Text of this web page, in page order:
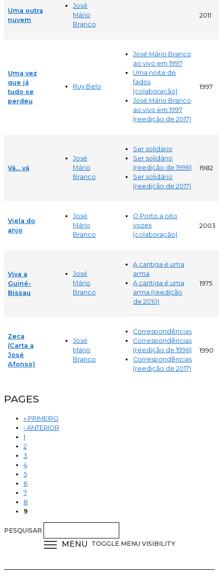
Uma outra
nuvem
José
Mário
Branco
2011
Uma vez
que já
tudo se
perdeu
Ruy Belo
José Mário Branco
ao vivo em 1997
Uma noite de
fados
(colaboração)
José Mário Branco
ao vivo em 1997
(reedição de 2017)
1997
Vá... vá
José
Mário
Branco
Ser solidário
Ser solidário
(reedição de 1996)
Ser solidário
(reedição de 2017)
1982
Viela do
anjo
José
Mário
Branco
O Porto a oito
vozes
(colaboração)
2003
Viva a
Guiné-
Bissau
José
Mário
Branco
A cantiga é uma
arma
A cantiga é uma
arma (reedição
de 2010)
1975
Zeca
(Carta a
José
Afonso)
José
Mário
Branco
Correspondências
Correspondências
(reedição de 1996)
Correspondências
(reedição de 2017)
1990
PAGES
« PRIMEIRO
‹ ANTERIOR
1
2
3
4
5
6
7
8
9
PESQUISAR
MENU TOGGLE MENU VISIBILITY